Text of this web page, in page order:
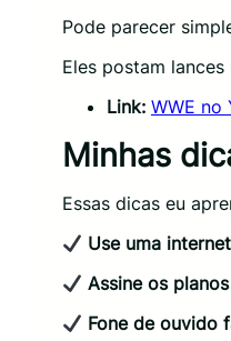
Pode parecer
Eles postam
Link: WWE no
Minhas
Essas dicas eu
Use uma
Assine os
Fone de ouvido